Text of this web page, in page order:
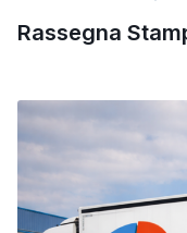
Rassegna